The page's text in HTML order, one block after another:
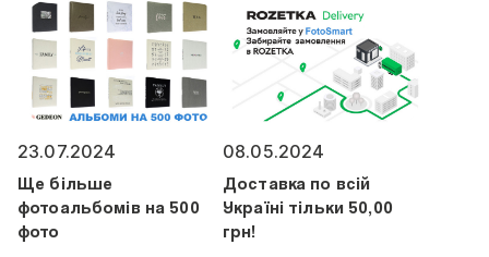
23.07.2024
Ще більше
фотоальбомів на 500
фото
08.05.2024
Доставка по всій
Україні тільки 50,00
грн!